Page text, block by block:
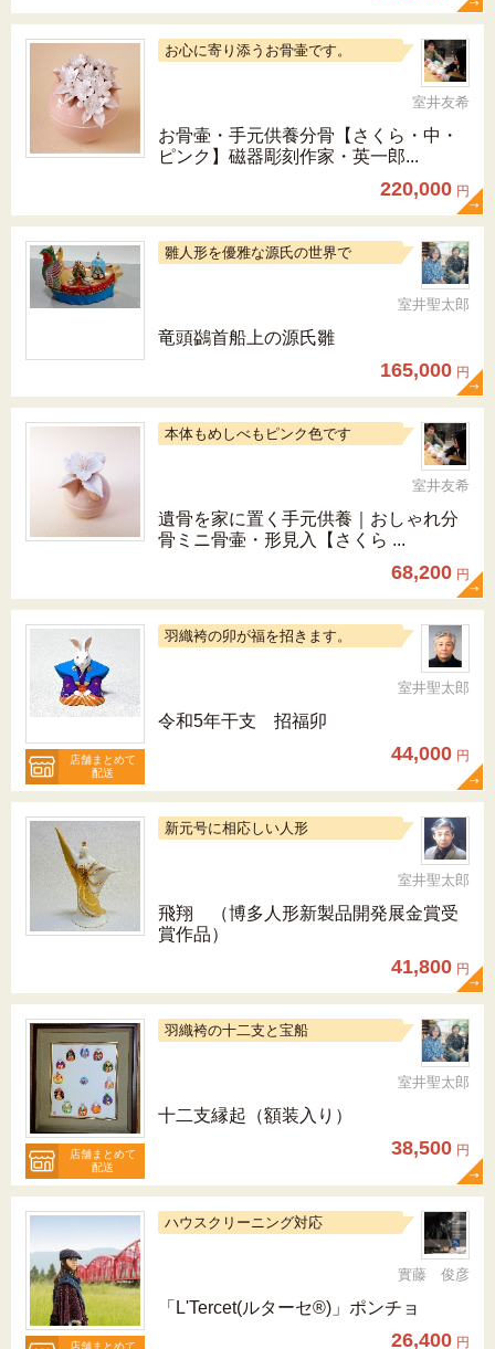
お心に寄り添うお骨壷です。
室井友希
お骨壷・手元供養分骨【さくら・中・
ピンク】磁器彫刻作家・英一郎...
220,000 円
雛人形を優雅な源氏の世界で
室井聖太郎
竜頭鷁首船上の源氏雛
165,000 円
本体もめしべもピンク色です
室井友希
遺骨を家に置く手元供養｜おしゃれ分
骨ミニ骨壷・形見入【さくら ...
68,200 円
店舗まとめて
配送
羽織袴の卯が福を招きます。
室井聖太郎
令和5年干支 招福卯
44,000 円
新元号に相応しい人形
室井聖太郎
飛翔 （博多人形新製品開発展金賞受
賞作品）
41,800 円
店舗まとめて
配送
羽織袴の十二支と宝船
室井聖太郎
十二支縁起（額装入り）
38,500 円
ハウスクリーニング対応
實藤 俊彦
「L'Tercet(ルターセ®)」ポンチョ
26,400 円